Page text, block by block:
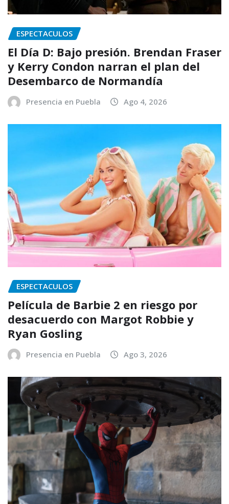
ESPECTACULOS
El Día D: Bajo presión. Brendan Fraser
y Kerry Condon narran el plan del
Desembarco de Normandía
Presencia en Puebla Ago 4, 2026
ESPECTACULOS
Película de Barbie 2 en riesgo por
desacuerdo con Margot Robbie y
Ryan Gosling
Presencia en Puebla Ago 3, 2026